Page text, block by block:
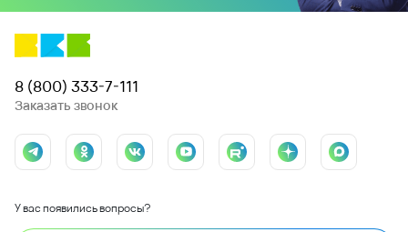
8 (800) 333-7-111
Заказать звонок
У вас появились вопросы?